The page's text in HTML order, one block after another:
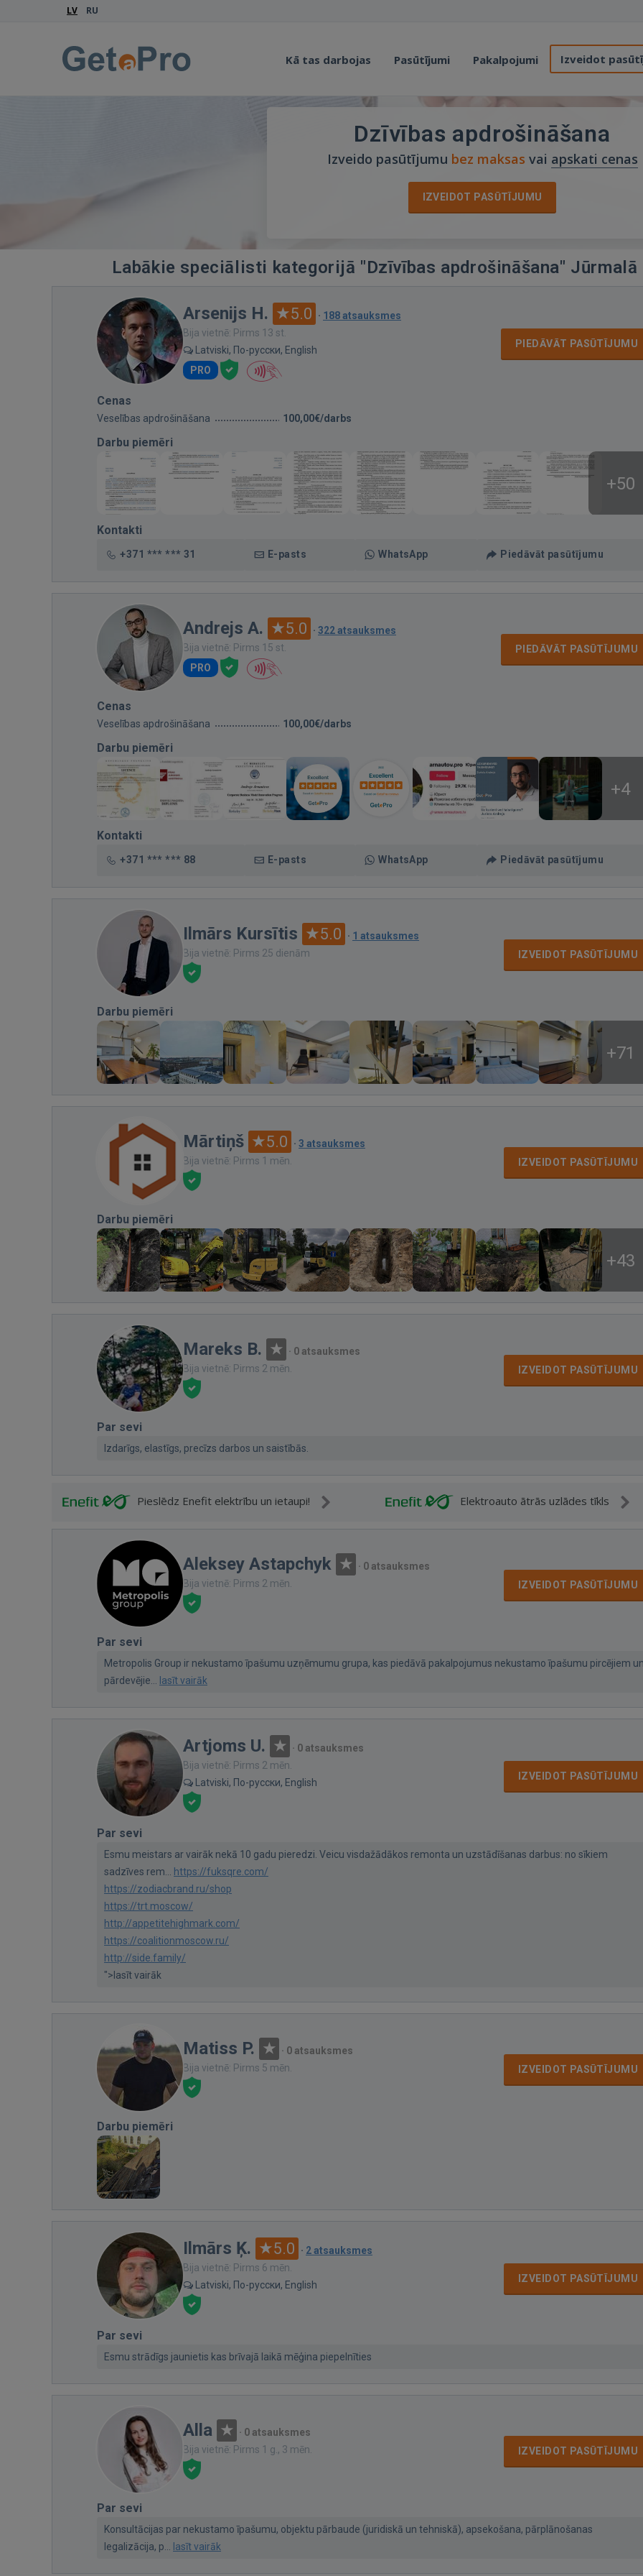
LV RU
Kā tas darbojas Pasūtījumi Pakalpojumi Izveidot
Dzīvības apdrošināšana
Izveido pasūtījumu bez maksas vai apskati cenas
IZVEIDOT PASŪTĪJUMU
Labākie speciālisti kategorijā "Dzīvības apdrošināšana" Jūrmalā
Arsenijs H. 5.0 · 188 atsauksmes
Bija vietnē: Pirms 13 st.
Latviski, По-русски, English
PRO
PIEDĀVĀT PASŪTĪJUMU
Cenas
Veselības apdrošināšana 100,00€/darbs
Darbu piemēri
+50
Kontakti
+371 *** *** 31 E-pasts WhatsApp Piedāvāt pasūtījumu
Andrejs A. 5.0 · 322 atsauksmes
Bija vietnē: Pirms 15 st.
PRO
PIEDĀVĀT PASŪTĪJUMU
Cenas
Veselības apdrošināšana 100,00€/darbs
Darbu piemēri
+4
Kontakti
+371 *** *** 88 E-pasts WhatsApp Piedāvāt pasūtījumu
Ilmārs Kursītis 5.0 · 1 atsauksmes
Bija vietnē: Pirms 25 dienām
IZVEIDOT PASŪTĪJUMU
Darbu piemēri
+71
Mārtiņš 5.0 · 3 atsauksmes
Bija vietnē: Pirms 1 mēn.
IZVEIDOT PASŪTĪJUMU
Darbu piemēri
+43
Mareks B. · 0 atsauksmes
Bija vietnē: Pirms 2 mēn.
IZVEIDOT PASŪTĪJUMU
Par sevi
Izdarīgs, elastīgs, precīzs darbos un saistībās.
Pieslēdz Enefit elektrību un ietaupi! Elektroauto ātrās uzlādes tīkls
Aleksey Astapchyk · 0 atsauksmes
Bija vietnē: Pirms 2 mēn.
IZVEIDOT PASŪTĪJUMU
Par sevi
Metropolis Group ir nekustamo īpašumu uzņēmumu grupa, kas piedāvā pakalpojumus nekustamo īpašumu pircējiem
pārdevējie... lasīt vairāk
Artjoms U. · 0 atsauksmes
Bija vietnē: Pirms 2 mēn.
Latviski, По-русски, English
IZVEIDOT PASŪTĪJUMU
Par sevi
Esmu meistars ar vairāk nekā 10 gadu pieredzi. Veicu visdažādākos remonta un uzstādīšanas darbus: no sīkiem
sadzīves rem... https://fuksqre.com/
https://zodiacbrand.ru/shop
https://trt.moscow/
http://appetitehighmark.com/
https://coalitionmoscow.ru/
http://side.family/
">lasīt vairāk
Matiss P. · 0 atsauksmes
Bija vietnē: Pirms 5 mēn.
IZVEIDOT PASŪTĪJUMU
Darbu piemēri
Ilmārs Ķ. 5.0 · 2 atsauksmes
Bija vietnē: Pirms 6 mēn.
Latviski, По-русски, English
IZVEIDOT PASŪTĪJUMU
Par sevi
Esmu strādīgs jaunietis kas brīvajā laikā mēģina piepelnīties
Alla · 0 atsauksmes
Bija vietnē: Pirms 1 g., 3 mēn.
IZVEIDOT PASŪTĪJUMU
Par sevi
Konsultācijas par nekustamo īpašumu, objektu pārbaude (juridiskā un tehniskā), apsekošana, pārplānošanas
legalizācija, p... lasīt vairāk